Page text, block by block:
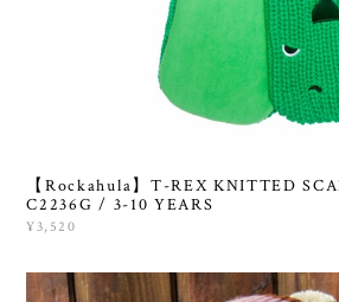
【Rockahula】T-REX KNITTED
C2236G / 3-10 YEARS
¥3,520